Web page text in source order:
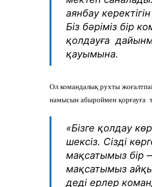
аянбау
Біз бәріміз бір
қолдауға
қауымына.
Ол командалық рухты
намысын абыроймен қорғауға
«Бізге қолдау
шексіз. Сізді
мақсатымыз бір
мақсатымыз
деді ерлер